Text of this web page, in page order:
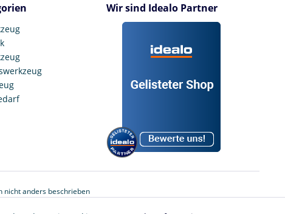
Wir sind Idealo Partner
nicht anders beschrieben